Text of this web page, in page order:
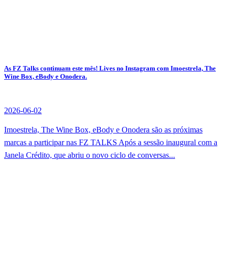
As FZ Talks continuam este mês! Lives no Instagram com Imoestrela, The
Wine Box, eBody e Onodera.
2026-06-02
Imoestrela, The Wine Box, eBody e Onodera são as próximas
marcas a participar nas FZ TALKS Após a sessão inaugural com a
Janela Crédito, que abriu o novo ciclo de conversas...